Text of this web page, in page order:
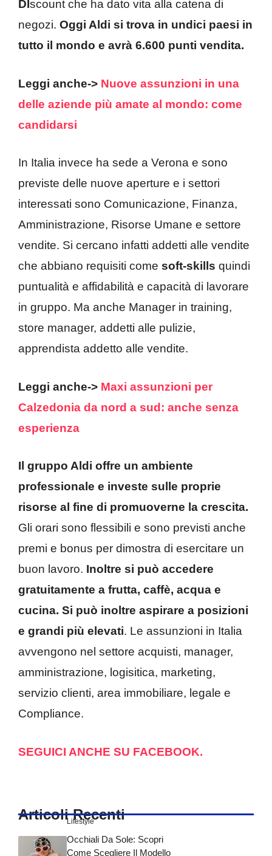
DI scount che ha dato vita alla catena di
negozi. Oggi Aldi si trova in undici paesi in
tutto il mondo e avrà 6.600 punti vendita.
Leggi anche-> Nuove assunzioni in una
delle aziende più amate al mondo: come
candidarsi
In Italia invece ha sede a Verona e sono
previste delle nuove aperture e i settori
interessati sono Comunicazione, Finanza,
Amministrazione, Risorse Umane e settore
vendite. Si cercano infatti addetti alle vendite
che abbiano requisiti come soft-skills quindi
puntualità e affidabilità e capacità di lavorare
in gruppo. Ma anche Manager in training,
store manager, addetti alle pulizie,
apprendista addetto alle vendite.
Leggi anche-> Maxi assunzioni per
Calzedonia da nord a sud: anche senza
esperienza
Il gruppo Aldi offre un ambiente
professionale e investe sulle proprie
risorse al fine di promuoverne la crescita.
Gli orari sono flessibili e sono previsti anche
premi e bonus per dimostra di esercitare un
buon lavoro. Inoltre si può accedere
gratuitamente a frutta, caffè, acqua e
cucina. Si può inoltre aspirare a posizioni
e grandi più elevati. Le assunzioni in Italia
avvengono nel settore acquisti, manager,
amministrazione, logisitica, marketing,
servizio clienti, area immobiliare, legale e
Compliance.
SEGUICI ANCHE SU FACEBOOK.
Articoli Recenti
Lifestyle
Occhiali Da Sole: Scopri
Come Scegliere Il Modello